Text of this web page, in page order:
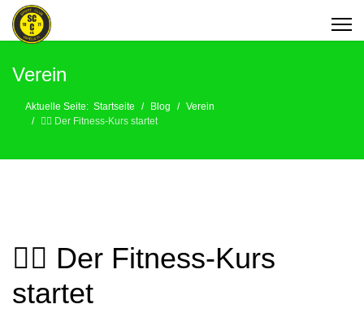
Verein
Aktuelle Seite: Startseite Blog
Verein
🤸‍♀️ Der Fitness-Kurs startet
🤸‍♀️ Der Fitness-Kurs
startet